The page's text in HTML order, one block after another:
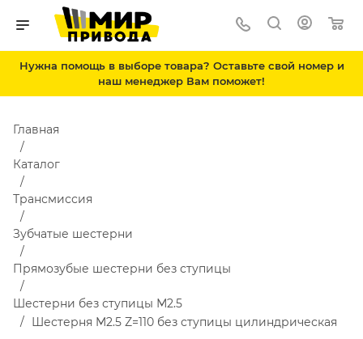
Нужна помощь в выборе товара? Оставьте свой номер и
наш менеджер Вам поможет!
Главная
Каталог
Трансмиссия
Зубчатые шестерни
Прямозубые шестерни без ступицы
Шестерни без ступицы М2.5
Шестерня M2.5 Z=110 без ступицы цилиндрическая